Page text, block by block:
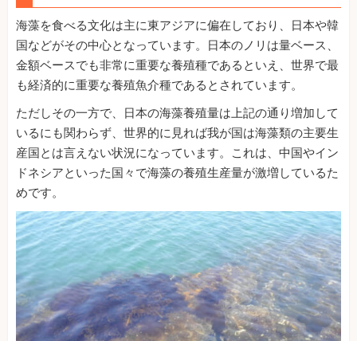
海藻を食べる文化は主に東アジアに偏在しており、日本や韓
国などがその中心となっています。日本のノリは量ベース、
金額ベースでも非常に重要な養殖種であるといえ、世界で最
も経済的に重要な養殖魚介種であるとされています。
ただしその一方で、日本の海藻養殖量は上記の通り増加して
いるにも関わらず、世界的に見れば我が国は海藻類の主要生
産国とは言えない状況になっています。これは、中国やイン
ドネシアといった国々で海藻の養殖生産量が激増しているた
めです。